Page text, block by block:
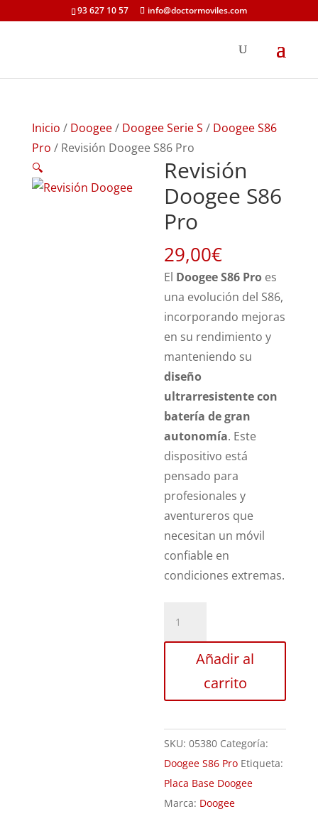
93 627 10 57 info@doctormoviles.com
Inicio / Doogee/ Doogee Serie S / Doogee S86
Pro / Revisión Doogee S86 Pro
🔍
Revisión
Doogee S86
Pro
29,00€
El Doogee S86 Pro es
una evolución del S86,
incorporando mejoras
en su rendimiento y
manteniendo su
diseño
ultrarresistente con
batería de gran
autonomía. Este
dispositivo está
pensado para
profesionales y
aventureros que
necesitan un móvil
confiable en
condiciones extremas.
cantidad
Añadir al
carrito
SKU:05380 Categoría:
Doogee S86 Pro Etiqueta:
Placa Base Doogee
Marca: Doogee